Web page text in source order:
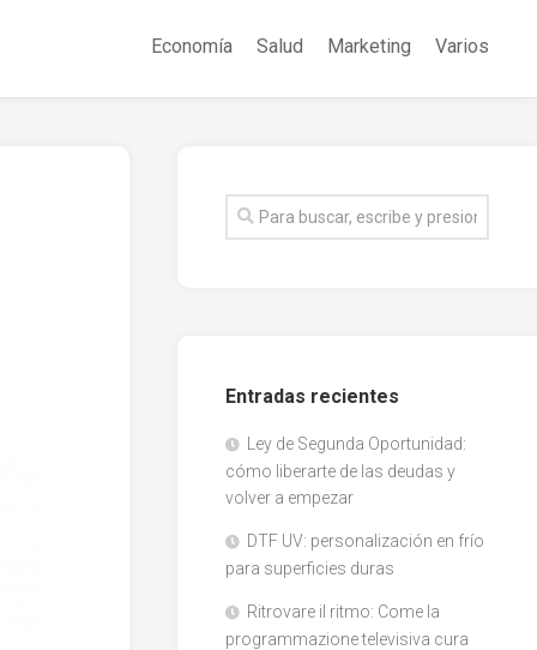
Economía Salud Marketing Varios
Entradas recientes
Ley de Segunda Oportunidad:
cómo liberarte de las deudas y
volver a empezar
DTF UV: personalización en frío
para superficies duras
Ritrovare il ritmo: Come la
programmazione televisiva cura